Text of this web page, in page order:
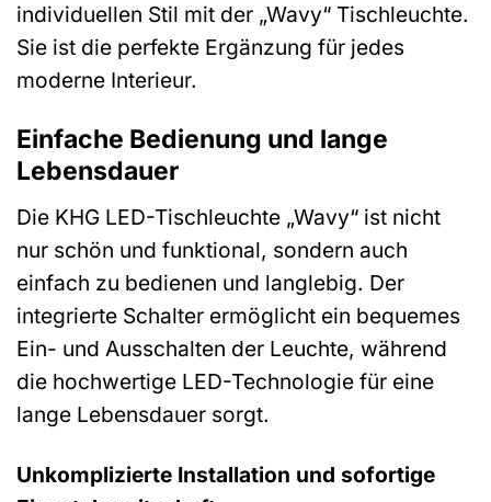
individuellen Stil mit der „Wavy“ Tischleuchte.
Sie ist die perfekte Ergänzung für jedes
moderne Interieur.
Einfache Bedienung und lange
Lebensdauer
Die KHG LED-Tischleuchte „Wavy“ ist nicht
nur schön und funktional, sondern auch
einfach zu bedienen und langlebig. Der
integrierte Schalter ermöglicht ein bequemes
Ein- und Ausschalten der Leuchte, während
die hochwertige LED-Technologie für eine
lange Lebensdauer sorgt.
Unkomplizierte Installation und sofortige